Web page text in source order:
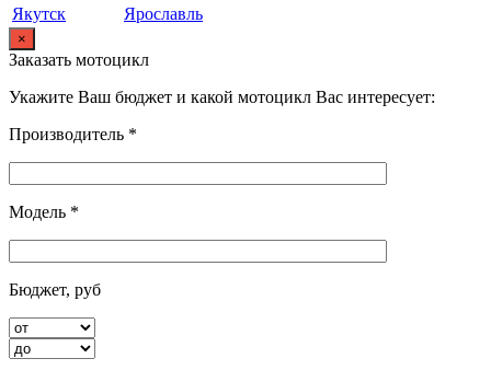
Якутск
Ярославль
×
Заказать мотоцикл
Укажите Ваш бюджет и какой мотоцикл Вас интересует:
Производитель *
Модель *
Бюджет, руб